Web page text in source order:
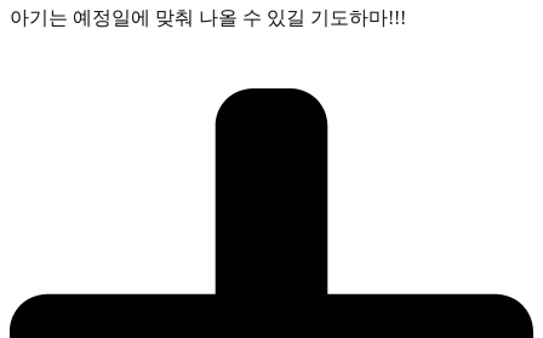
아기는 예정일에 맞춰 나올 수 있길 기도하마!!!